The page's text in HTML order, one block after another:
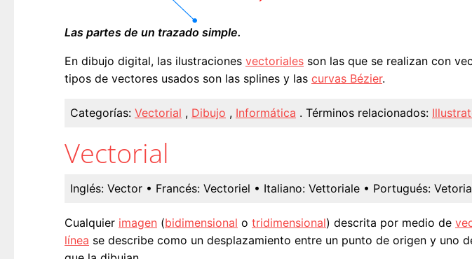
Las partes de un trazado simple.
En dibujo digital, las ilustraciones vectoriales son las que se realizan con
tipos de vectores usados son las splines y las curvas Bézier.
Categorías: Vectorial , Dibujo , Informática . Términos relacionados:
Vectorial
Inglés: Vector • Francés: Vectoriel • Italiano: Vettoriale • Portugués:
Cualquier imagen (bidimensional o tridimensional) descrita por medio de
línea se describe como un desplazamiento entre un punto de origen y uno